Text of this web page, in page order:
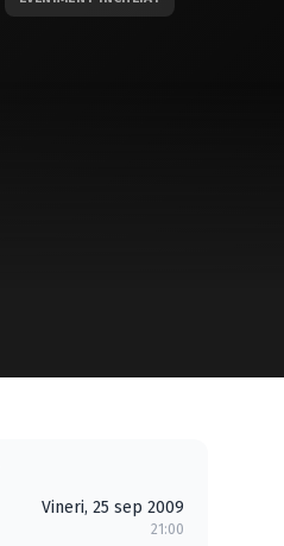
Vineri, 25 sep 2009
21:00